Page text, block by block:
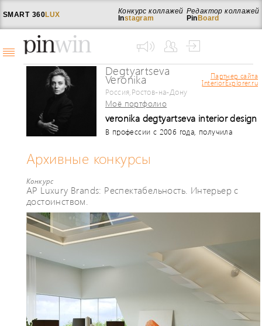
SMART 360LUX
Редактор коллажей
Pin Board
Конкурс коллажей
Instagram
Degtyartseva
Veronika
Россия,Ростов-на-Дону
Моё портфолио
Партнер сайта
InteriorExplorer.ru
veronika degtyartseva interior design
В профессии с 2006 года, получила
образование в ЮФУ, направление
это в первую очередь любимое
удовольствие. Воплощаю в жизнь
интерьеры с разными направлениями
и стилистиками, уделяю большое
внимание деталям, тк считаю, что
именно на них строится интересный и
действительно дизайнерский
интерьер.Основная задача для меня,
создавать качественные, живые
интерьеры, передающие настроение
владельца. Это всегда совместная
работа, приносящая удовольствие всем
участникам.
Архивные конкурсы
Конкурс
AP Luxury Brands: Респектабельность. Интерьер с
достоинством.